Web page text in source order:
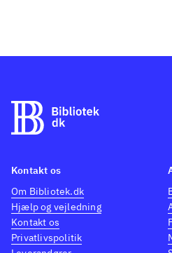
en kompleks
røverbande.
spiltid på over 100
kampe mod
tjenes erfaringspoint
stiger i levels. Typisk
genren skal der
Kontakt os
Om Bibliotek.dk
Hjælp og vejledning
Kontakt os
Privatlivspolitik